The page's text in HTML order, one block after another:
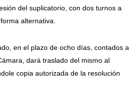
del suplicatorio, con dos turnos a
alternativa.
en el plazo de ocho días, contados a
dará traslado del mismo al
copia autorizada de la resolución